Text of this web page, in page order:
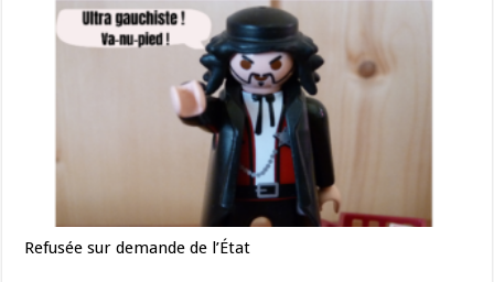
Refusée sur demande de l’État